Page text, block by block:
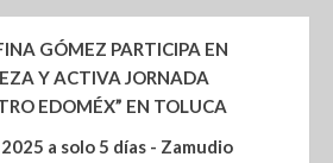
GÓMEZ PARTICIPA EN
Y ACTIVA JORNADA
EDOMÉX” EN TOLUCA
a solo 5 días - Zamudio